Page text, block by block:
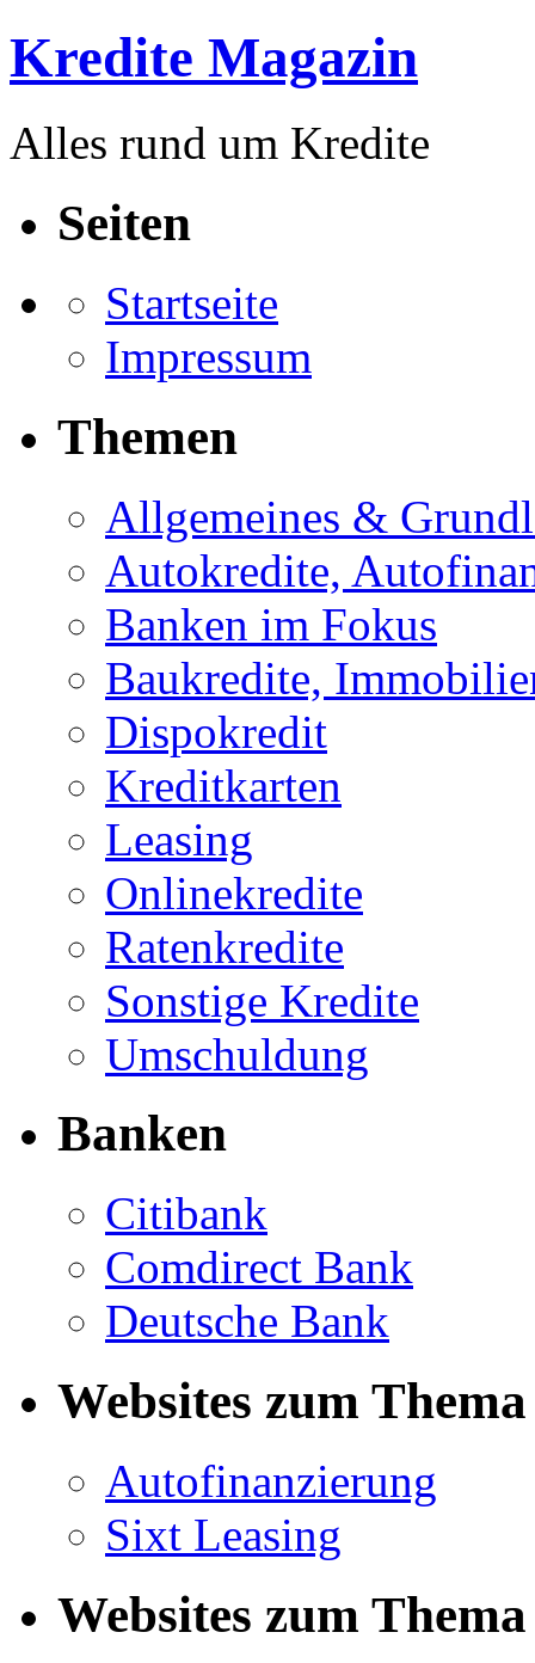
Kredite Magazin
Alles rund um Kredite
Seiten
Startseite
Impressum
Themen
Allgemeines &
Autokredite,
Banken im Fokus
Baukredite,
Dispokredit
Kreditkarten
Leasing
Onlinekredite
Ratenkredite
Sonstige Kredite
Umschuldung
Banken
Citibank
Comdirect Bank
Deutsche Bank
Websites zum
Autofinanzierung
Sixt Leasing
Websites zum